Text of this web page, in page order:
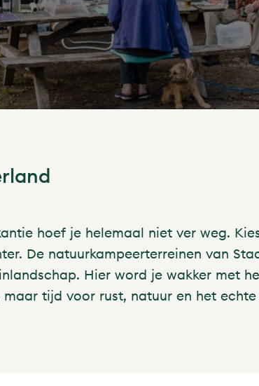
hoef je helemaal niet ver weg.
De natuurkampeerterreinen van
Hier word je wakker met
tijd voor rust, natuur en het